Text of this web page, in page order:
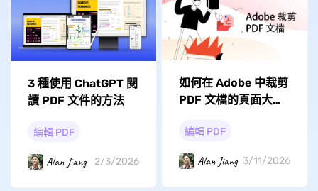
3 種使用 ChatGPT 閱
讀 PDF 文件的方法
編輯 PDF
Alan Jiang 2/3/2026
如何在 Adob​​e 中裁剪
PDF 文檔的頁面大
編輯 PDF
Alan Jiang 3/11/2026